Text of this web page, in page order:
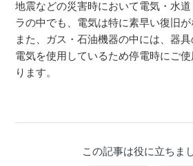
地震などの災害時において電気・水
ラの中でも、電気は特に素早い復旧が
また、ガス・石油機器の中には、器
電気を使用しているため停電時にご
ります。
この記事は役に立ちま